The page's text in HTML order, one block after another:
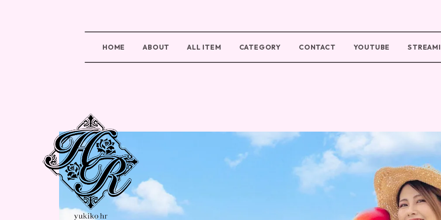
HOME ABOUT ALL ITEM CATEGORY CONTACT YOUTUBE